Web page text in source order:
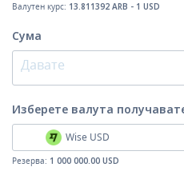
Валутен курс: 13.811392 ARB - 1 USD
Сума
Изберете валута
Wise USD
Резерва: 1 000 000.00 USD